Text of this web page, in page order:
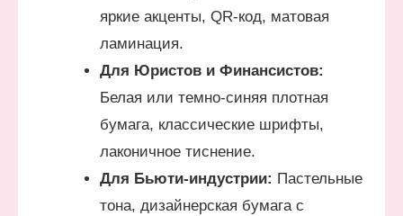
яркие акценты, QR-код, матовая
ламинация.
Для Юристов и Финансистов:
Белая или темно-синяя плотная
бумага, классические шрифты,
лаконичное тиснение.
Для Бьюти-индустрии: Пастельные
тона, дизайнерская бумага с